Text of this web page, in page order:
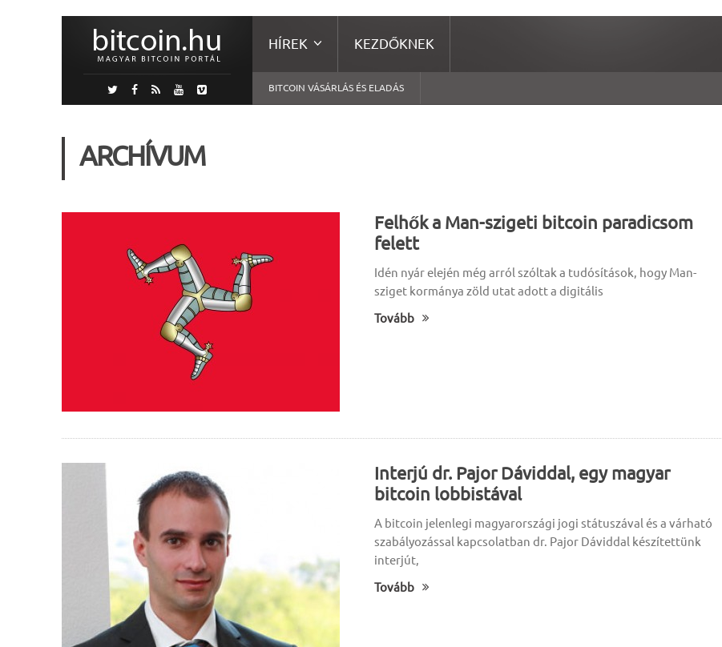
HÍREK KEZDŐKNEK
BITCOIN VÁSÁRLÁS ÉS ELADÁS
ARCHÍVUM
Felhők a Man-szigeti bitcoin paradicsom
felett
Idén nyár elején még arról szóltak a tudósítások, hogy Man-
sziget kormánya zöld utat adott a digitális
Tovább
Interjú dr. Pajor Dáviddal, egy magyar
bitcoin lobbistával
A bitcoin jelenlegi magyarországi jogi státuszával és a várható
szabályozással kapcsolatban dr. Pajor Dáviddal készítettünk
interjút,
Tovább